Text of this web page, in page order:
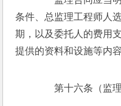
条件、总监理工程师人
期，以及委托人的费用
提供的资料和设施等内容
第十六条（监理